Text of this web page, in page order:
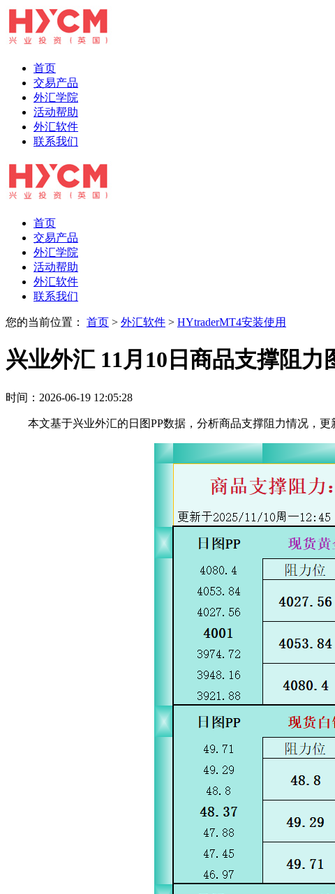
首页
交易产品
外汇学院
活动帮助
外汇软件
联系我们
首页
交易产品
外汇学院
活动帮助
外汇软件
联系我们
您的当前位置： 首页 > 外汇软件 > HYtraderMT4安装使用
兴业外汇 11月10日商品支撑阻力
时间：2026-06-19 12:05:28
本文基于兴业外汇的日图PP数据，分析商品支撑阻力情况，